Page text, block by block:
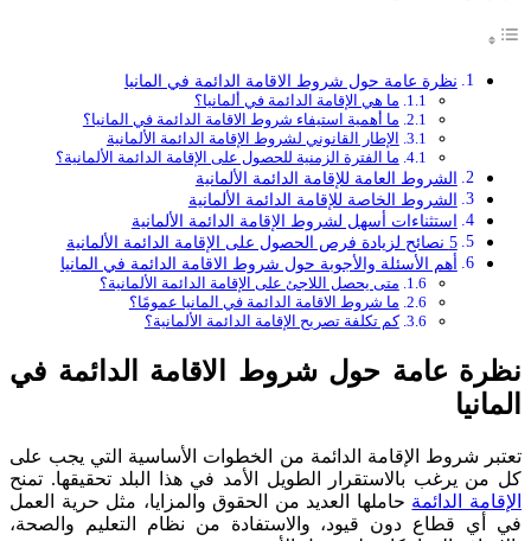
نظرة عامة حول شروط الاقامة الدائمة في المانيا
ما هي الإقامة الدائمة في ألمانيا؟
ما أهمية استيفاء شروط الاقامة الدائمة في المانيا؟
الإطار القانوني لشروط الإقامة الدائمة الألمانية
ما الفترة الزمنية للحصول على الإقامة الدائمة الألمانية؟
الشروط العامة للإقامة الدائمة الألمانية
الشروط الخاصة للإقامة الدائمة الألمانية
استثناءات أسهل لشروط الإقامة الدائمة الألمانية
5 نصائح لزيادة فرص الحصول على الإقامة الدائمة الألمانية
أهم الأسئلة والأجوبة حول شروط الاقامة الدائمة في المانيا
متى يحصل اللاجئ على الإقامة الدائمة الألمانية؟
ما شروط الاقامة الدائمة في المانيا عمومًا؟
كم تكلفة تصريح الإقامة الدائمة الألمانية؟
نظرة عامة حول شروط الاقامة الدائمة في
المانيا
تعتبر شروط الإقامة الدائمة من الخطوات الأساسية التي يجب على
كل من يرغب بالاستقرار الطويل الأمد في هذا البلد تحقيقها. تمنح
الإقامة الدائمة حاملها العديد من الحقوق والمزايا، مثل حرية العمل
في أي قطاع دون قيود، والاستفادة من نظام التعليم والصحة،